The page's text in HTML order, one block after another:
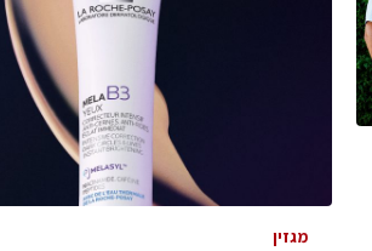
מגזין